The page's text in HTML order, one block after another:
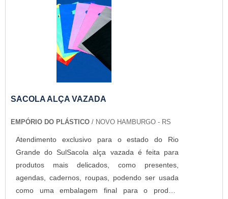
SACOLA ALÇA VAZADA
EMPÓRIO DO PLÁSTICO / NOVO HAMBURGO - RS
Atendimento exclusivo para o estado do Rio
Grande do SulSacola alça vazada é feita para
produtos mais delicados, como presentes,
agendas, cadernos, roupas, podendo ser usada
como uma embalagem final para o produto